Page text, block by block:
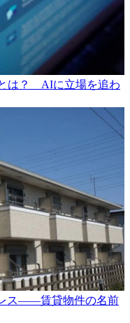
は？ AIに立場を追わ
ス――賃貸物件の名前